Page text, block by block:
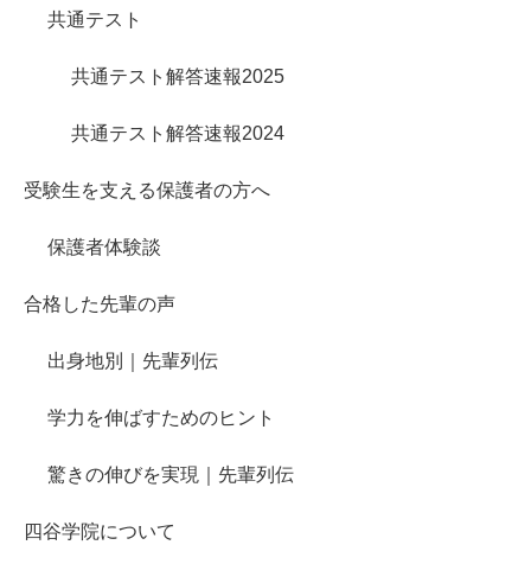
共通テスト
共通テスト解答速報2025
共通テスト解答速報2024
受験生を支える保護者の方へ
保護者体験談
合格した先輩の声
出身地別｜先輩列伝
学力を伸ばすためのヒント
驚きの伸びを実現｜先輩列伝
四谷学院について